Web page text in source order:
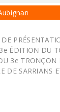
ÉDITION DU
3e TRONÇON
DE SARRIANS